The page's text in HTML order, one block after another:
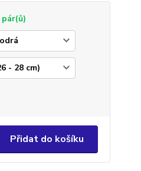
Přidat do košíku